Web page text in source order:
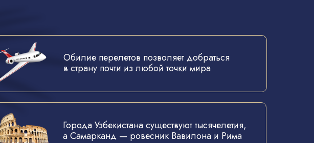
Города Узбекистана существуют тысячелетия,
а Самарканд — ровесник Вавилона и Рима
Обилие перелетов позволяет добраться
в страну почти из любой точки мира